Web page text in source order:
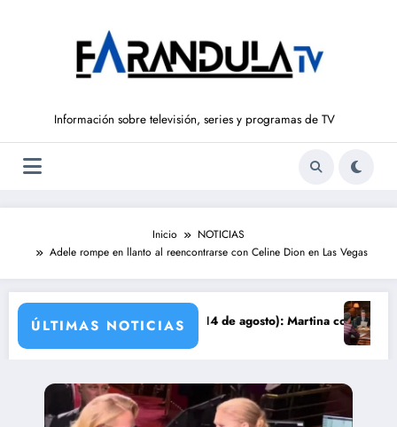
Información sobre televisión, series y programas de TV
Inicio
NOTICIAS
Adele rompe en llanto al reencontrarse con Celine Dion en Las Vegas
ÚLTIMAS NOTICIAS
PROMESA’ (del 10 al 14 de agosto): Martina confiesa suAvance